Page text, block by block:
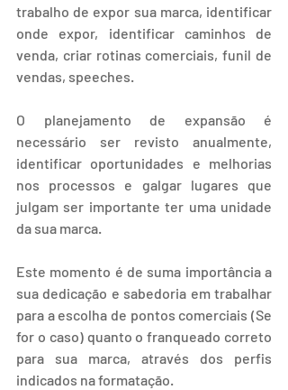
trabalho de expor sua marca, identificar
onde expor, identificar caminhos de
venda, criar rotinas comerciais, funil de
vendas, speeches.
O planejamento de expansão é
necessário ser revisto anualmente,
identificar oportunidades e melhorias
nos processos e galgar lugares que
julgam ser importante ter uma unidade
da sua marca.
Este momento é de suma importância a
sua dedicação e sabedoria em trabalhar
para a escolha de pontos comerciais (Se
for o caso) quanto o franqueado correto
para sua marca, através dos perfis
indicados na formatação.